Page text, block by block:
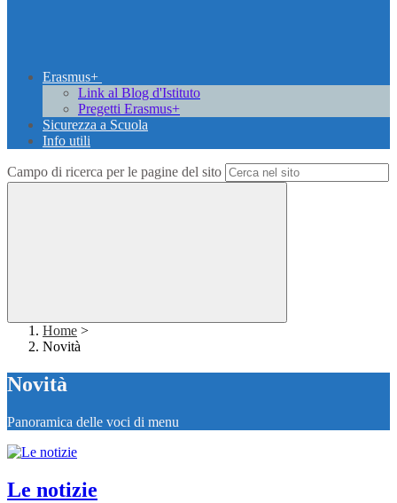
Erasmus+
Link al Blog d'Istituto
Pregetti Erasmus+
Sicurezza a Scuola
Info utili
Campo di ricerca per le pagine del sito
Home >
Novità
Novità
Panoramica delle voci di menu
Le notizie